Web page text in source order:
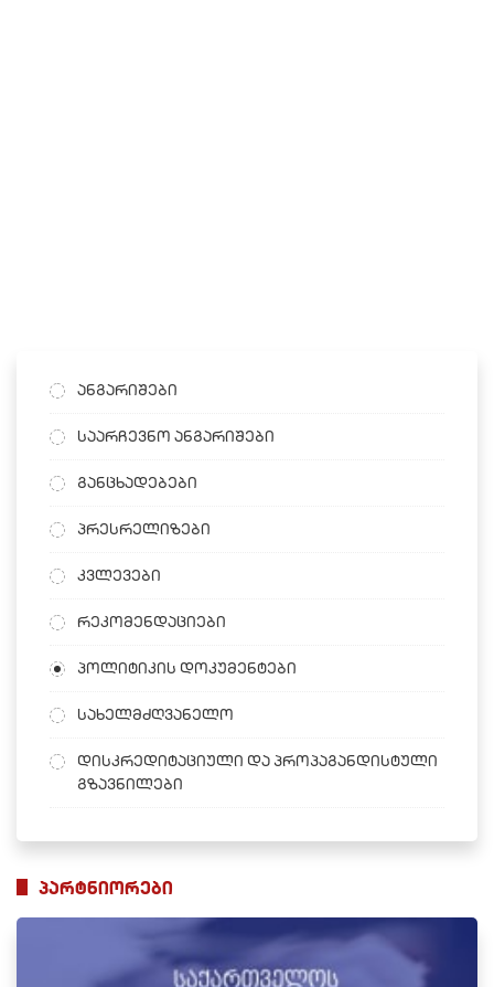
ანგარიშები
საარჩევნო ანგარიშები
განცხადებები
პრესრელიზები
კვლევები
რეკომენდაციები
პოლიტიკის დოკუმენტები
სახელმძღვანელო
დისკრედიტაციული და პროპაგანდისტული
გზავნილები
პარტნიორები